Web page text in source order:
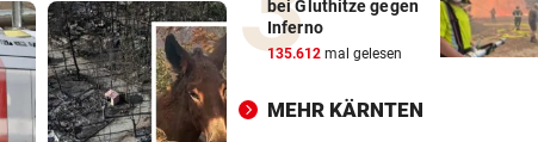
bei Gluthitze gegen
Inferno
135.612 mal gelesen
MEHR KÄRNTEN